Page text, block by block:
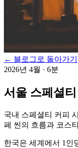
← 블로그로 돌아가기
2026년 4월 · 6분
서울 스페셜
국내 스페셜티 커피
페 씬의 흐름과 코스
한국은 세계에서 1인